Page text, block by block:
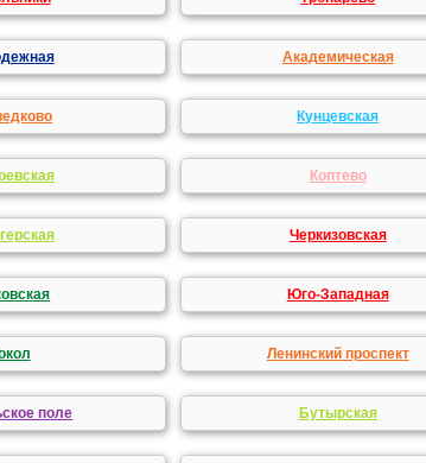
Академическая
Кунцевская
Коптево
Черкизовская
Юго-Западная
Ленинский проспект
поле Бутырская